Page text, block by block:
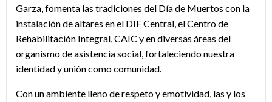
Garza, fomenta las tradiciones del Día de Muertos con la
instalación de altares en el DIF Central, el Centro de
Rehabilitación Integral, CAIC y en diversas áreas del
organismo de asistencia social, fortaleciendo nuestra
identidad y unión como comunidad.
Con un ambiente lleno de respeto y emotividad, las y los